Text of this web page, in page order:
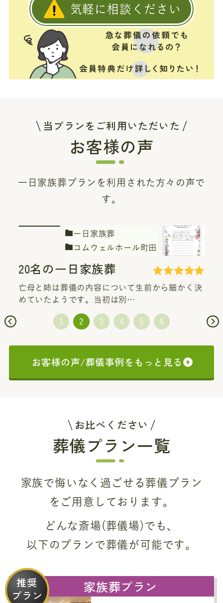
気軽に相談ください
当プランをご利用いただいた
お客様の声
一日家族葬プランを利用された方々の声で
す。
コムウェルホール町田
一日家族葬
20名の一日家族葬
亡母と姉は葬儀の内容について生前から細かく決
めていたようです。当初は別…
お客様の声/葬儀事例をもっと見る
お比べください
葬儀プラン一覧
家族で悔いなく過ごせる葬儀プラン
をご用意しております。
どんな斎場(葬儀場)でも、
以下のプランで葬儀が可能です。
推奨
プラン
家族葬プラン